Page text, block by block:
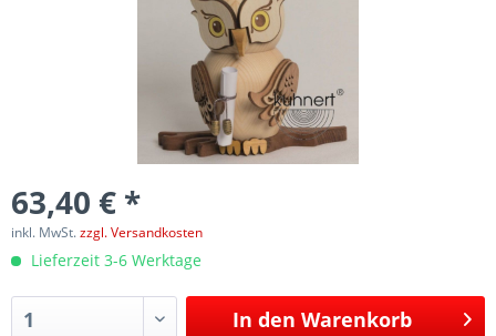
63,40 € *
inkl. MwSt.zzgl. Versandkosten
Lieferzeit 3-6 Werktage
In den Warenkorb